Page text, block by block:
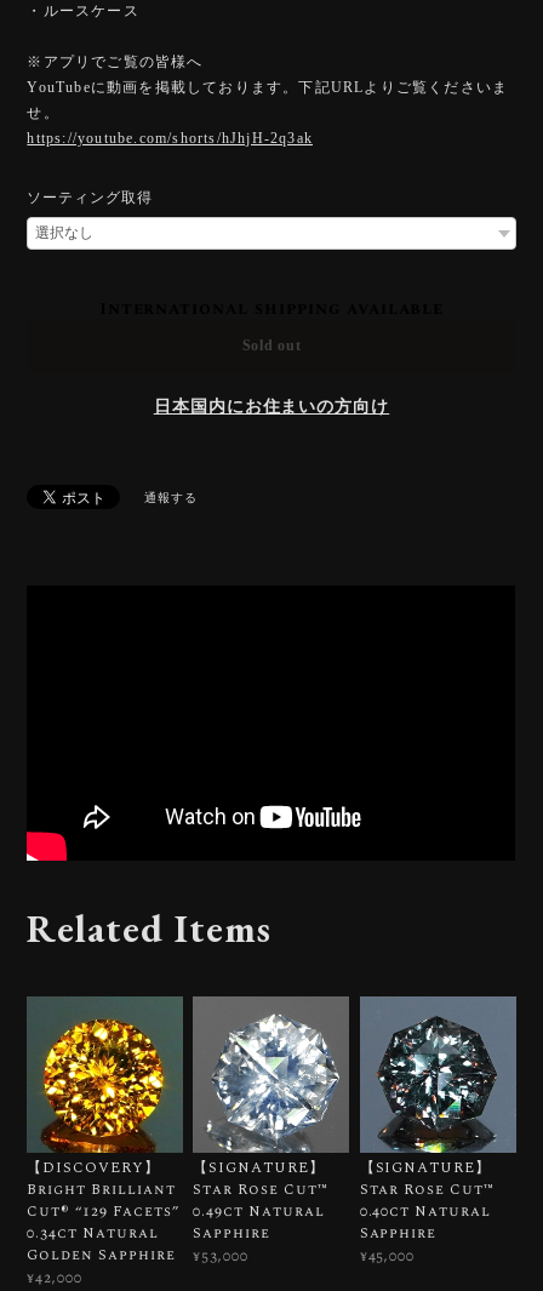
・ルースケース
※アプリでご覧の皆様へ
YouTubeに動画を掲載しております。下記URLよりご覧くださいま
せ。
https://youtube.com/shorts/hJhjH-2q3ak
ソーティング取得
Sold out
日本国内にお住まいの方向け
通報する
Related Items
【DISCOVERY】
Bright Brilliant
Cut®︎ “129 Facets”
0.34ct Natural
Golden Sapphire
¥42,000
【SIGNATURE】
Star Rose Cut™️
0.49ct Natural
Sapphire
¥53,000
【SIGNATURE】
Star Rose Cut™️
0.40ct Natural
Sapphire
¥45,000